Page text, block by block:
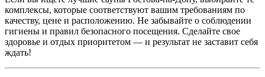
комплексы, которые соответствуют вашим требованиям по
качеству, цене и расположению. Не забывайте о соблюдении
гигиены и правил безопасного посещения. Сделайте свое
здоровье и отдых приоритетом — и результат не заставит себя
ждать!